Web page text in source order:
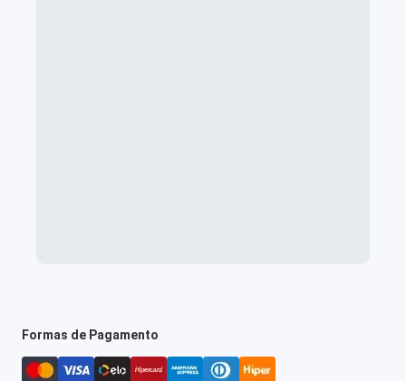
Formas de Pagamento